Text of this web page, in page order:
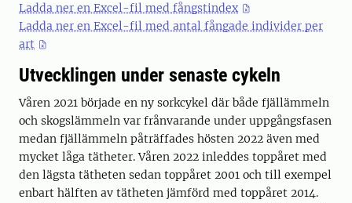
Ladda ner en Excel-fil med fångstindex
Ladda ner en Excel-fil med antal fångade individer per
art
Utvecklingen under senaste cykeln
Våren 2021 började en ny sorkcykel där både fjällämmeln
och skogslämmeln var frånvarande under uppgångsfasen
medan fjällämmeln påträffades hösten 2022 även med
mycket låga tätheter. Våren 2022 inleddes toppåret med
den lägsta tätheten sedan toppåret 2001 och till exempel
enbart hälften av tätheten jämförd med toppåret 2014.